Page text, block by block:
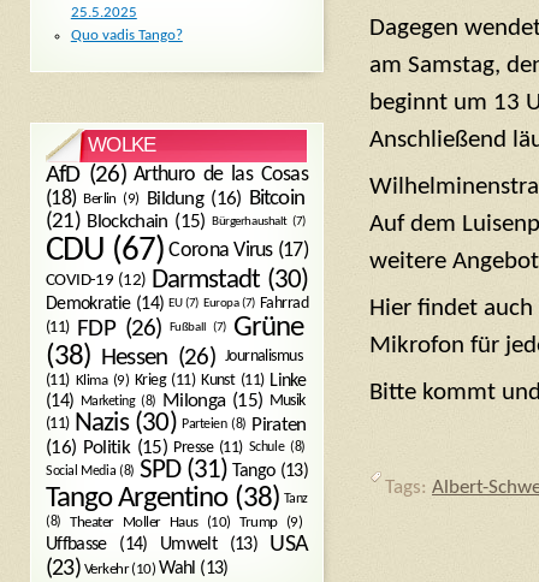
Dagegen
am Samstag,
beginnt um 13
Anschließend
Auf dem
weitere
Hier findet
Mikrofon für
Bitte kommt
Tags: Albert-
25.5.2025
Quo vadis Tango?
WOLKE
AfD(26) Arthuro de las Cosas
(18) Berlin (9) Bildung(16) Bitcoin
(21) Blockchain (15) Bürgerhaushalt (7)
CDU (67) Corona Virus(17)
COVID-19 (12) Darmstadt (30)
Demokratie(14) EU(7) Europa(7) Fahrrad
(11)
FDP(26) Fußball (7)
Grüne
(38) Hessen (26) Journalismus
(11) Klima(9) Krieg(11) Kunst(11) Linke
(14) Marketing(8) Milonga(15) Musik
(11) Nazis(30) Parteien(8) Piraten
(16) Politik(15) Presse(11) Schule(8)
Social Media (8) SPD(31) Tango(13)
Tango Argentino(38) Tanz
(8)
Theater Moller Haus(10) Trump(9)
Uffbasse(14) Umwelt(13)
USA
(23) Verkehr(10) Wahl (13)